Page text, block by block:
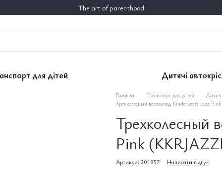
The art of parenthood
для дітей Дитячі
Головна Транспорт для дітей
Трехколесный велосипед Kinderkraft Jazz
Трехколесный
Pink
Артикул: 201957 Написати відгук